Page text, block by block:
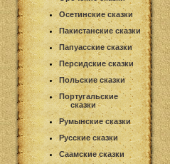
Осетинские сказки
Пакистанские сказки
Папуасские сказки
Персидские сказки
Польские сказки
Португальские
сказки
Румынские сказки
Русские сказки
Саамские сказки